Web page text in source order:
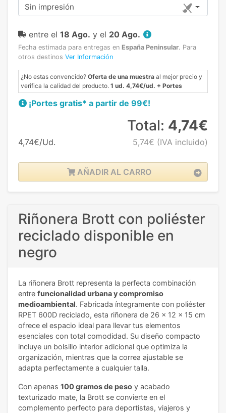
Sin impresión
entre el 18 Ago. y el 20 Ago.
Fecha estimada para entregas en España Peninsular. Para
otros destinos Ver Información
¿No estas convencido? Oferta de una muestra al mejor precio y
verifica la calidad del producto. 1 ud. 4,74€/ud. + Portes
¡Portes gratis* a partir de 99€!
4,74€/Ud.
Total: 4,74€
5,74€ (IVA incluido)
AÑADIR AL CARRO
Riñonera Brott con poliéster
reciclado disponible en
negro
La riñonera Brott representa la perfecta combinación
entre funcionalidad urbana y compromiso
medioambiental. Fabricada íntegramente con poliéster
RPET 600D reciclado, esta riñonera de 26 x 12 x 15 cm
ofrece el espacio ideal para llevar tus elementos
esenciales con total comodidad. Su diseño compacto
incluye un bolsillo interior adicional que optimiza la
organización, mientras que la correa ajustable se
adapta perfectamente a cualquier talla.
Con apenas 100 gramos de peso y acabado
texturizado mate, la Brott se convierte en el
complemento perfecto para deportistas, viajeros y